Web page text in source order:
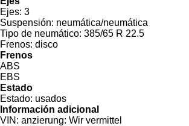
Ejes: 3
Suspensión: neumática/neumática
Tipo de neumático: 385/65 R 22.5
Frenos: disco
Frenos
ABS
EBS
Estado
Estado: usados
Información adicional
VIN: anzierung: Wir vermittel